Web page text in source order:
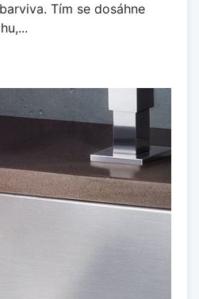
Tím se dosáhne